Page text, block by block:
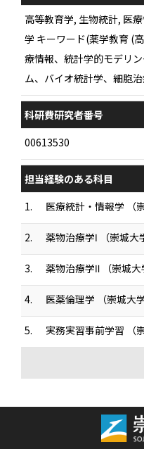
高等教育学, 生物統計, 医
学 キーワード(薬学教育 (
療情報、統計学的モデリ
ム、バイオ統計学、細胞
科研費研究者番号
00613530
担当経験のある科目
1.
医療統計・情報学 （
2. 薬物治療学Ⅰ （崇城大
3. 薬物治療学Ⅱ （崇城大
4. 医薬倫理学 （崇城大
5. 実務実習事前学習 （